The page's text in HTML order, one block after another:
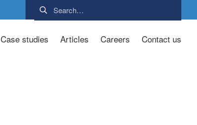
Case studies Articles Careers Contact us